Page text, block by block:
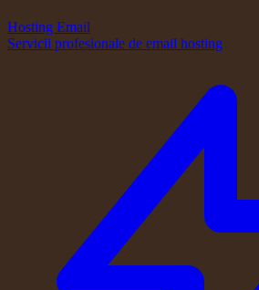
Hosting Email
Servicii profesionale de email hosting